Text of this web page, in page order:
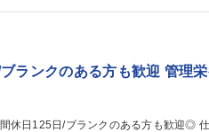
シェアの安定企業
ランクのある方も歓迎 管理